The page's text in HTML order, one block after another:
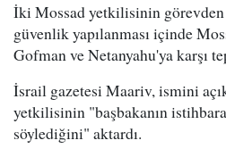
İki Mossad yetkilisinin görevden
güvenlik yapılanması içinde
Gofman ve Netanyahu'ya karşı
İsrail gazetesi Maariv, ismini
yetkilisinin "başbakanın
söylediğini" aktardı.